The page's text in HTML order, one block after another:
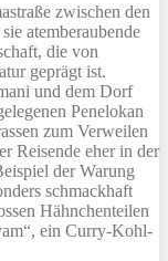
zwischen den
atemberaubende
die von
geprägt ist.
und dem Dorf
Penelokan
zum Verweilen
Reisende eher in der
der Warung
schmackhaft
Hähnchenteilen
ein Curry-Kohl-